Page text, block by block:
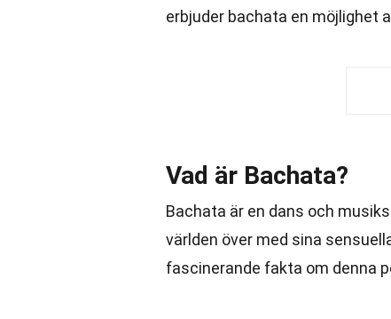
erbjuder bachata en möjlighet
Vad är Bachata?
Bachata är en dans och
världen över med sina
fascinerande fakta om denna